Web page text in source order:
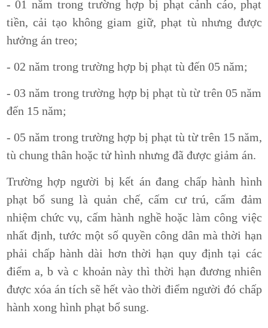
- 01 năm trong trường hợp bị phạt cảnh cáo, phạt
tiền, cải tạo không giam giữ, phạt tù nhưng được
hưởng án treo;
- 02 năm trong trường hợp bị phạt tù đến 05 năm;
- 03 năm trong trường hợp bị phạt tù từ trên 05 năm
đến 15 năm;
- 05 năm trong trường hợp bị phạt tù từ trên 15 năm,
tù chung thân hoặc tử hình nhưng đã được giảm án.
Trường hợp người bị kết án đang chấp hành hình
phạt bổ sung là quản chế, cấm cư trú, cấm đảm
nhiệm chức vụ, cấm hành nghề hoặc làm công việc
nhất định, tước một số quyền công dân mà thời hạn
phải chấp hành dài hơn thời hạn quy định tại các
điểm a, b và c khoản này thì thời hạn đương nhiên
được xóa án tích sẽ hết vào thời điểm người đó chấp
hành xong hình phạt bổ sung.